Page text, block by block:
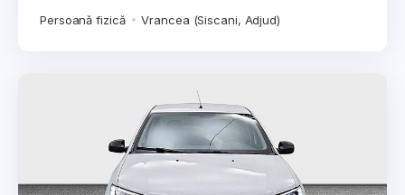
Persoană fizică
Vrancea (Siscani, Adjud)